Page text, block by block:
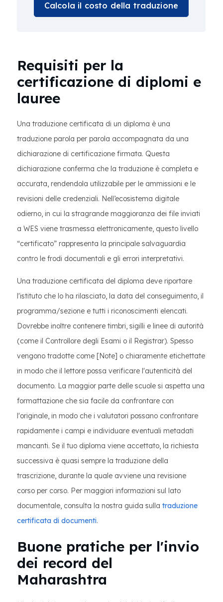
Calcola il costo della traduzione
Requisiti per la
certificazione di diplomi e
lauree
Una traduzione certificata di un diploma è una
traduzione parola per parola accompagnata da una
dichiarazione di certificazione firmata. Questa
dichiarazione conferma che la traduzione è completa e
accurata, rendendola utilizzabile per le ammissioni e le
revisioni delle credenziali. Nell’ecosistema digitale
odierno, in cui la stragrande maggioranza dei file inviati
a WES viene trasmessa elettronicamente, questo livello
“certificato” rappresenta la principale salvaguardia
contro le frodi documentali e gli errori interpretativi.
Una traduzione certificata del diploma deve riportare
l'istituto che lo ha rilasciato, la data del conseguimento, il
programma/sezione e tutti i riconoscimenti elencati.
Dovrebbe inoltre contenere timbri, sigilli e linee di autorità
(come il Controllore degli Esami o il Registrar). Spesso
vengono tradotte come [Note] o chiaramente etichettate
in modo che il lettore possa verificare l'autenticità del
documento. La maggior parte delle scuole si aspetta una
formattazione che sia facile da confrontare con
l'originale, in modo che i valutatori possano confrontare
rapidamente i campi e individuare eventuali metadati
mancanti. Se il tuo diploma viene accettato, la richiesta
successiva è quasi sempre la traduzione della
trascrizione, durante la quale avviene una revisione
corso per corso. Per maggiori informazioni sul lato
documentale, consulta la nostra guida sulla traduzione
certificata di documenti.
Buone pratiche per l'invio
dei record del
Maharashtra